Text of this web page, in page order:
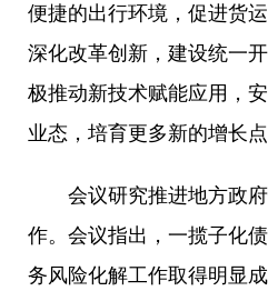
便捷的出行环境，促进货
深化改革创新，建设统一
极推动新技术赋能应用，
业态，培育更多新的增长点
会议研究推进地方政
作。会议指出，一揽子化
务风险化解工作取得明显